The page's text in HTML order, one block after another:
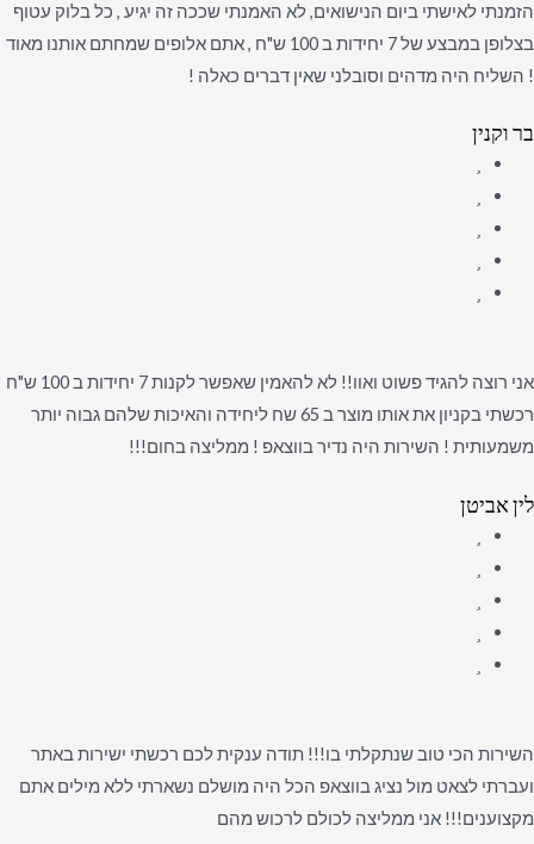
הזמנתי לאישתי ביום הנישואים, לא האמנתי שככה זה יגיע , כל בלוק עטוף
בצלופן במבצע של 7 יחידות ב 100 ש"ח , אתם אלופים שמחתם אותנו מאוד
! השליח היה מדהים וסובלני שאין דברים כאלה !
בר וקנין
אני רוצה להגיד פשוט ואוו!! לא להאמין שאפשר לקנות 7 יחידות ב 100 ש"ח
רכשתי בקניון את אותו מוצר ב 65 שח ליחידה והאיכות שלהם גבוה יותר
משמעותית ! השירות היה נדיר בווצאפ ! ממליצה בחום!!!
לין אביטן
השירות הכי טוב שנתקלתי בו!!! תודה ענקית לכם רכשתי ישירות באתר
ועברתי לצאט מול נציג בווצאפ הכל היה מושלם נשארתי ללא מילים אתם
מקצוענים!!! אני ממליצה לכולם לרכוש מהם